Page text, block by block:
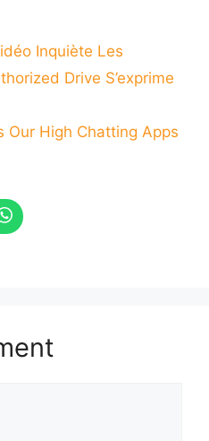
Inquiète Les
Drive S’exprime
Our High Chatting Apps